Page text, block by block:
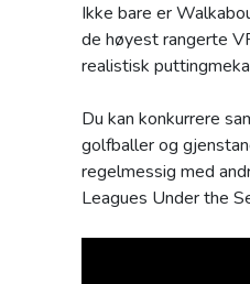
Ikke bare er
de høyest rangerte
realistisk
Du kan konkurrere
golfballer og
regelmessig med
Leagues Under the